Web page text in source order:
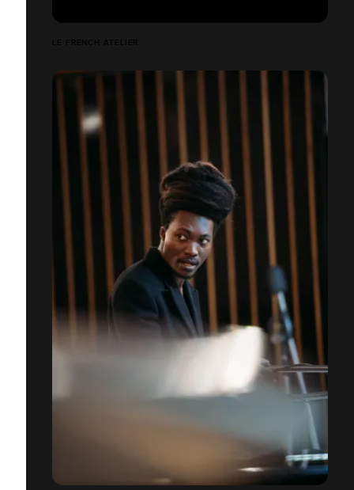
LE FRENCH ATELIER